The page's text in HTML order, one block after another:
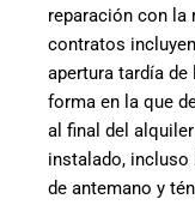
reparación con la
contratos
apertura tardía
forma en la que
al final del
instalado, incluso
de antemano y